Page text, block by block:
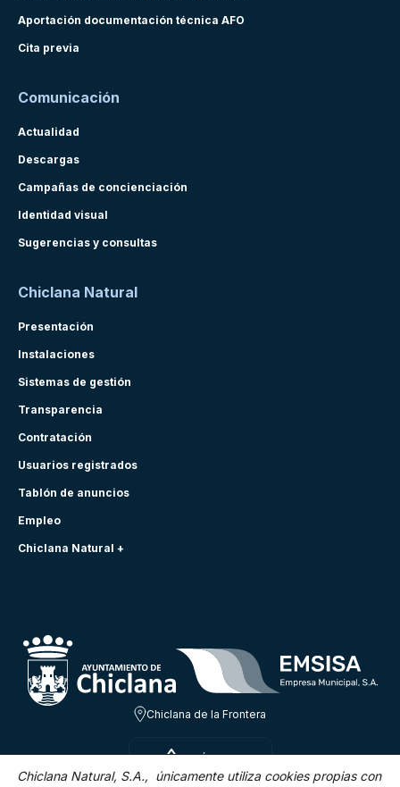
Aportación documentación técnica AFO
Cita previa
Comunicación
Actualidad
Descargas
Campañas de concienciación
Identidad visual
Sugerencias y consultas
Chiclana Natural
Presentación
Instalaciones
Sistemas de gestión
Transparencia
Contratación
Usuarios registrados
Tablón de anuncios
Empleo
Chiclana Natural +
Chiclana de la Frontera
SÁB 8 AGO
31.3ºC
Chiclana Natural, S.A., únicamente utiliza cookies propias con